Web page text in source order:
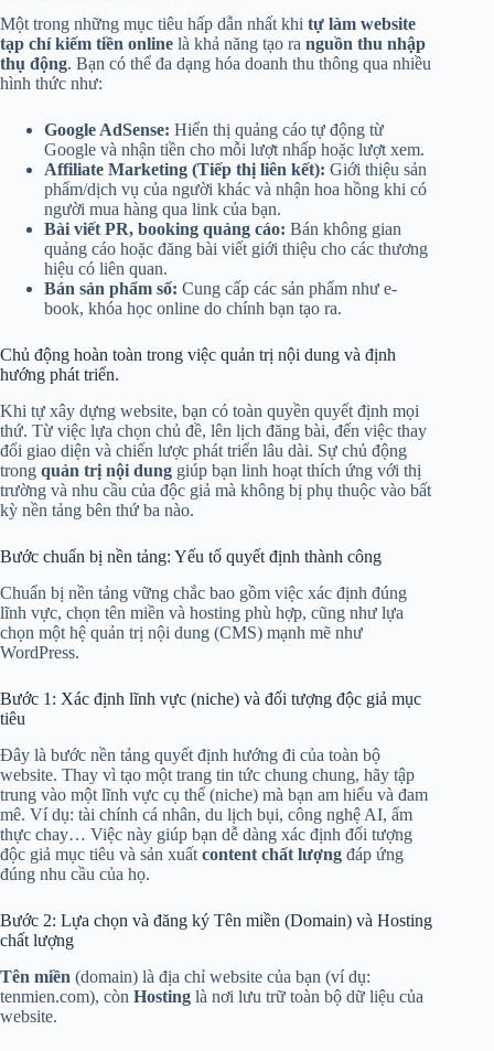
Một trong những mục tiêu hấp dẫn nhất khi tự làm website
tạp chí kiếm tiền online là khả năng tạo ra nguồn thu nhập
thụ động. Bạn có thể đa dạng hóa doanh thu thông qua nhiều
hình thức như:
Google AdSense: Hiển thị quảng cáo tự động từ
Google và nhận tiền cho mỗi lượt nhấp hoặc lượt xem.
Affiliate Marketing (Tiếp thị liên kết): Giới thiệu sản
phẩm/dịch vụ của người khác và nhận hoa hồng khi có
người mua hàng qua link của bạn.
Bài viết PR, booking quảng cáo: Bán không gian
quảng cáo hoặc đăng bài viết giới thiệu cho các thương
hiệu có liên quan.
Bán sản phẩm số: Cung cấp các sản phẩm như e-
book, khóa học online do chính bạn tạo ra.
Chủ động hoàn toàn trong việc quản trị nội dung và định
hướng phát triển.
Khi tự xây dựng website, bạn có toàn quyền quyết định mọi
thứ. Từ việc lựa chọn chủ đề, lên lịch đăng bài, đến việc thay
đổi giao diện và chiến lược phát triển lâu dài. Sự chủ động
trong quản trị nội dung giúp bạn linh hoạt thích ứng với thị
trường và nhu cầu của độc giả mà không bị phụ thuộc vào bất
kỳ nền tảng bên thứ ba nào.
Bước chuẩn bị nền tảng: Yếu tố quyết định thành công
Chuẩn bị nền tảng vững chắc bao gồm việc xác định đúng
lĩnh vực, chọn tên miền và hosting phù hợp, cũng như lựa
chọn một hệ quản trị nội dung (CMS) mạnh mẽ như
WordPress.
Bước 1: Xác định lĩnh vực (niche) và đối tượng độc giả mục
tiêu
Đây là bước nền tảng quyết định hướng đi của toàn bộ
website. Thay vì tạo một trang tin tức chung chung, hãy tập
trung vào một lĩnh vực cụ thể (niche) mà bạn am hiểu và đam
mê. Ví dụ: tài chính cá nhân, du lịch bụi, công nghệ AI, ẩm
thực chay… Việc này giúp bạn dễ dàng xác định đối tượng
độc giả mục tiêu và sản xuất content chất lượng đáp ứng
đúng nhu cầu của họ.
Bước 2: Lựa chọn và đăng ký Tên miền (Domain) và Hosting
chất lượng
Tên miền (domain) là địa chỉ website của bạn (ví dụ:
tenmien.com), còn Hosting là nơi lưu trữ toàn bộ dữ liệu của
website.